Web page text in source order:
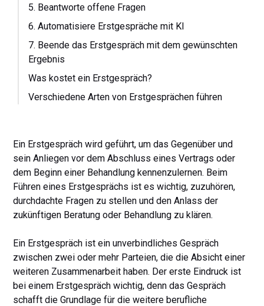
5. Beantworte offene Fragen
6. Automatisiere Erstgespräche mit KI
7. Beende das Erstgespräch mit dem gewünschten
Ergebnis
Was kostet ein Erstgespräch?
Verschiedene Arten von Erstgesprächen führen
Ein Erstgespräch wird geführt, um das Gegenüber und
sein Anliegen vor dem Abschluss eines Vertrags oder
dem Beginn einer Behandlung kennenzulernen. Beim
Führen eines Erstgesprächs ist es wichtig, zuzuhören,
durchdachte Fragen zu stellen und den Anlass der
zukünftigen Beratung oder Behandlung zu klären.
Ein Erstgespräch ist ein unverbindliches Gespräch
zwischen zwei oder mehr Parteien, die die Absicht einer
weiteren Zusammenarbeit haben. Der erste Eindruck ist
bei einem Erstgespräch wichtig, denn das Gespräch
schafft die Grundlage für die weitere berufliche